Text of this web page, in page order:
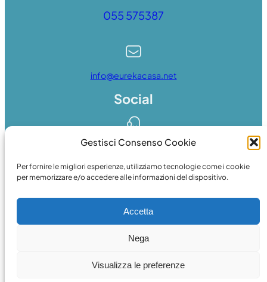
Gestisci Consenso Cookie
Per fornire le migliori esperienze, utilizziamo tecnologie come i cookie
per memorizzare e/o accedere alle informazioni del dispositivo.
Accetta
Nega
Visualizza le preferenze
055 575387
info@eurekacasa.net
Social
Facebook
© 2024 webessedicom